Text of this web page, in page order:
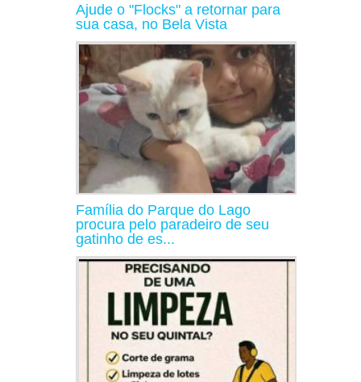
Ajude o "Flocks" a retornar para
sua casa, no Bela Vista
Família do Parque do Lago
procura pelo paradeiro de seu
gatinho de es...